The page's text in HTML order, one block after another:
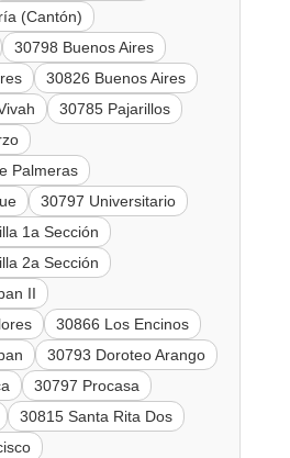
(Cantón)
30798 Buenos Aires
30826 Buenos Aires
30785 Pajarillos
Palmeras
30797 Universitario
1a Sección
2a Sección
II
30866 Los Encinos
30793 Doroteo Arango
30797 Procasa
30815 Santa Rita Dos